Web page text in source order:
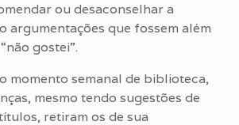
ou desaconselhar a
argumentações que fossem além
gostei”.
momento semanal de biblioteca,
mesmo tendo sugestões de
retiram os de sua